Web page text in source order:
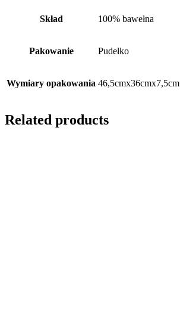
Skład 100% bawełna
Pakowanie Pudełko
Wymiary opakowania 46,5cmx36cmx7,5cm
Related products